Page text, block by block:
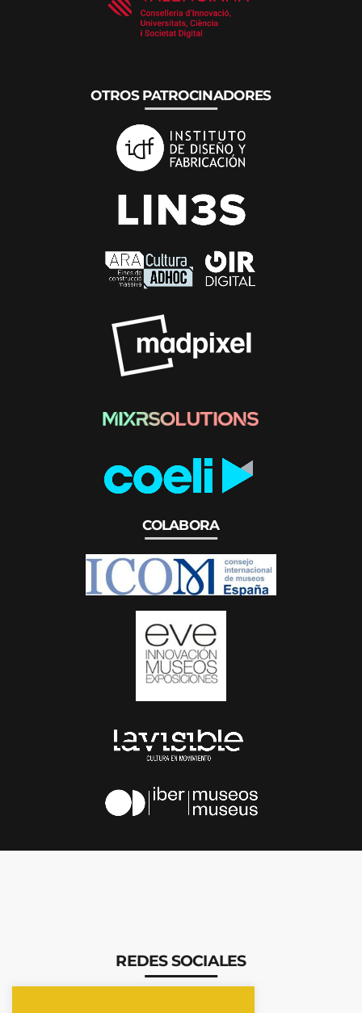
OTROS PATROCINADORES
COLABORA
REDES SOCIALES